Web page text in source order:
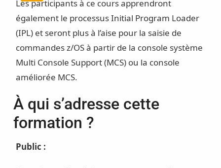
Les participants à ce cours apprendront
également le processus Initial Program Loader
(IPL) et seront plus à l’aise pour la saisie de
commandes z/OS à partir de la console système
Multi Console Support (MCS) ou la console
améliorée MCS.
À qui s’adresse cette
formation ?
Public :